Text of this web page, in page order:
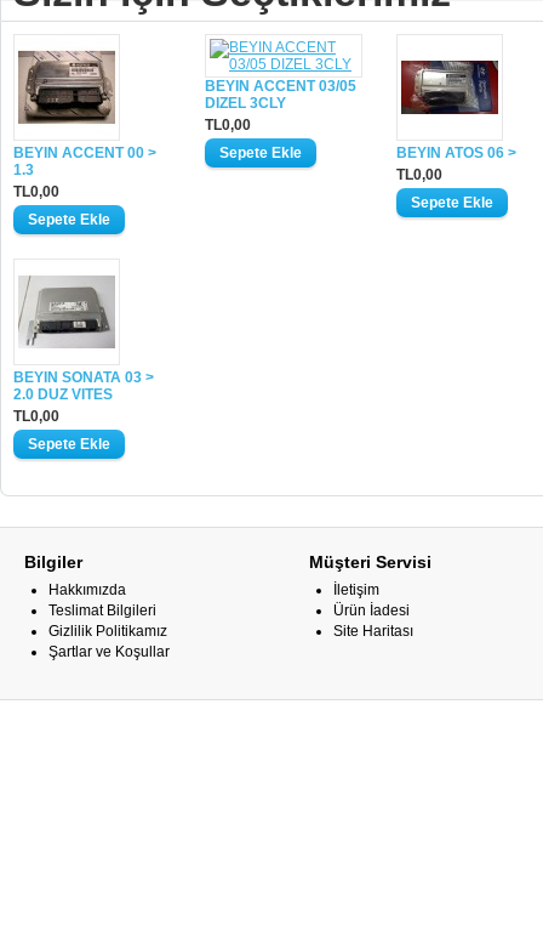
BEYIN ACCENT 00 >
1.3
TL0,00
BEYIN ACCENT 03/05
DIZEL 3CLY
TL0,00
BEYIN ATOS 06 >
TL0,00
BEYIN SONATA 03 >
2.0 DUZ VITES
TL0,00
Bilgiler
Hakkımızda
Teslimat Bilgileri
Gizlilik Politikamız
Şartlar ve Koşullar
Müşteri Servisi
İletişim
Ürün İadesi
Site Haritası